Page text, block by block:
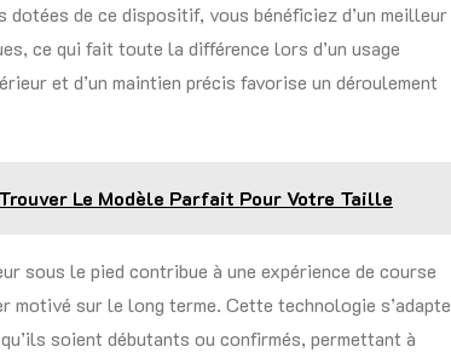
dotées de ce dispositif, vous bénéficiez d’un meilleur
ce qui fait toute la différence lors d’un usage
et d’un maintien précis favorise un déroulement
Le Modèle Parfait Pour Votre Taille
sous le pied contribue à une expérience de course
motivé sur le long terme. Cette technologie s’adapte
soient débutants ou confirmés, permettant à